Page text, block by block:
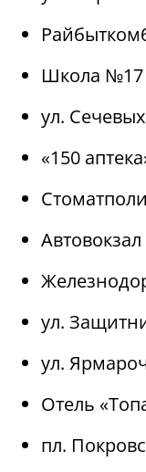
Школа №17
ул.
«150
Автовокзал
ул.
ул.
Отель
пл.